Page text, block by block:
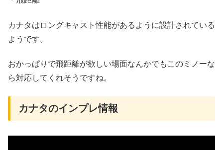
カナタはロングキャスト性能があるように設計されている
ようです。
おかっぱりで飛距離が欲しい場面なんかでもこのミノーな
ら対応してくれそうですね。
カナタのインプレ情報